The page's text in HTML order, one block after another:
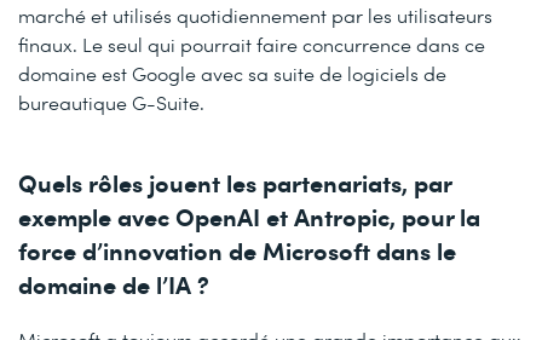
marché et utilisés quotidiennement par les utilisateurs
finaux. Le seul qui pourrait faire concurrence dans ce
domaine est Google avec sa suite de logiciels de
bureautique G-Suite.
Quels rôles jouent les partenariats, par
exemple avec OpenAI et Antropic, pour la
force d’innovation de Microsoft dans le
domaine de l’IA ?